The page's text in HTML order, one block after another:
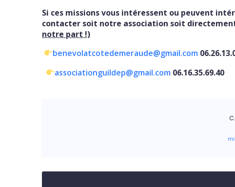
Si ces missions vous intéressent ou peuvent
contacter soit notre association soit directement
notre part !)
benevolatcotedemeraude@gmail.com
associationguildep@gmail.com 06.16.35.69.40